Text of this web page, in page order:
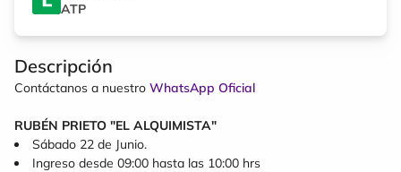
ATP
Descripción
Contáctanos a nuestro WhatsApp Oficial
RUBÉN PRIETO "EL ALQUIMISTA"
Sábado 22 de Junio.
Ingreso desde 09:00 hasta las 10:00 hrs